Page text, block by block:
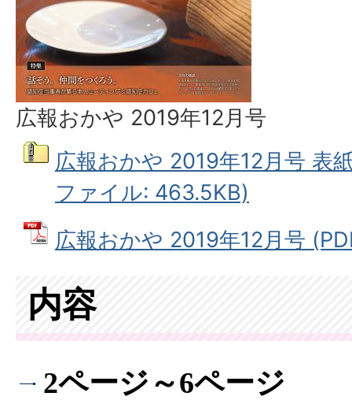
広報おかや 2019年12月号
広報おかや 2019年12月号 表
ファイル: 463.5KB)
広報おかや 2019年12月号
内容
2ページ～6ページ